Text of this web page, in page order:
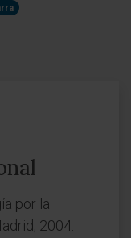
por la
2004.